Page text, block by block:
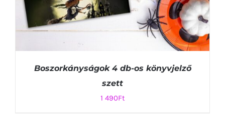
Boszorkányságok 4 db-os könyvjelző
szett
1 490Ft